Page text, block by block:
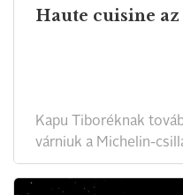
Haute cuisine
Kapu Tiboréknak
várniuk a Michelin-